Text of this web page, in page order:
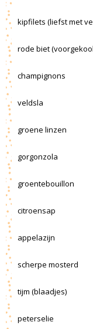
kipfilets (liefst met
rode biet
champignons
veldsla
groene linzen
gorgonzola
groentebouillon
citroensap
appelazijn
scherpe mosterd
tijm (blaadjes)
peterselie